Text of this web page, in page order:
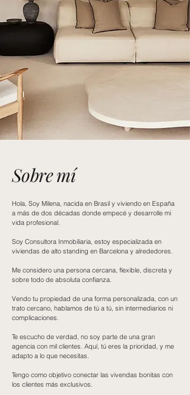
Sobremí
Hola, Soy Milena, nacida en Brasil y viviendo en España
a más de dos décadas donde empecé y desarrolle mi
vida profesional.
Soy Consultora Inmobiliaria, estoy especializada en
viviendas de alto standing en Barcelona y alrededores.
Me considero una persona cercana, flexible, discreta y
sobre todo de absoluta confianza.
Vendo tu propiedad de una forma personalizada, con un
trato cercano, hablamos de tú a tú, sin intermediarios ni
complicaciones.
Te escucho de verdad, no soy parte de una gran
agencia con mil clientes. Aquí, tú eres la prioridad, y me
adapto a lo que necesitas.
Tengo como objetivo conectar las vivendas bonitas con
los clientes más exclusivos.